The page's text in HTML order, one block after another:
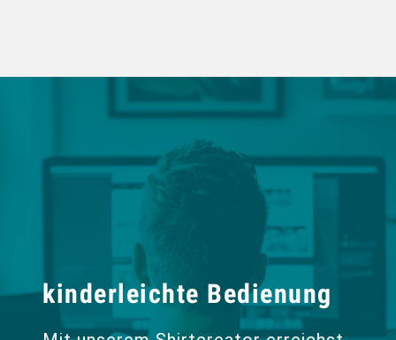
kinderleichte Bedienung